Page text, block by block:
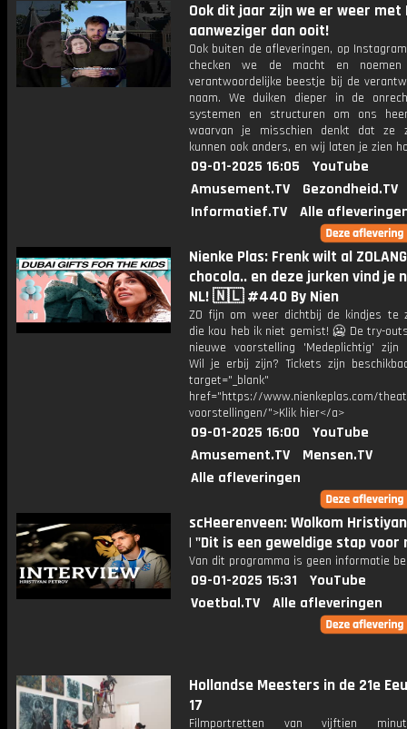
Ook dit jaar zijn we er weer met
aanweziger dan ooit!
Ook buiten de afleveringen, op Instagram
checken we de macht en
verantwoordelijke beestje bij de
naam. We duiken dieper in de
systemen en structuren om ons
waarvan je misschien denkt dat ze
kunnen ook anders, en wij laten je zien
09-01-2025 16:05
YouTube
Amusement.TV
Gezondheid.TV
Informatief.TV
Alle
Nienke Plas: Frenk wilt al
chocola.. en deze jurken vind je
NL! 🇳🇱 #440 By Nien
ZO fijn om weer dichtbij de kindjes te
die kou heb ik niet gemist! 🥶 De try-
nieuwe voorstelling 'Medeplichtig' zijn
Wil je erbij zijn? Tickets zijn
target="_blank"
href="https://www.nienkeplas.com/
voorstellingen/">Klik hier</a>
09-01-2025 16:00
YouTube
Amusement.TV
Mensen.TV
Alle afleveringen
scHeerenveen: Wolkom
| "Dit is een geweldige stap voor
Van dit programma is geen informatie
09-01-2025 15:31
YouTube
Voetbal.TV
Alle afleveringen
Hollandse Meesters in de 21e
17
Filmportretten van vijftien